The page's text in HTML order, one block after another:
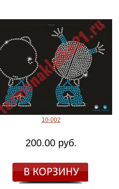
10-002
200.00 руб.